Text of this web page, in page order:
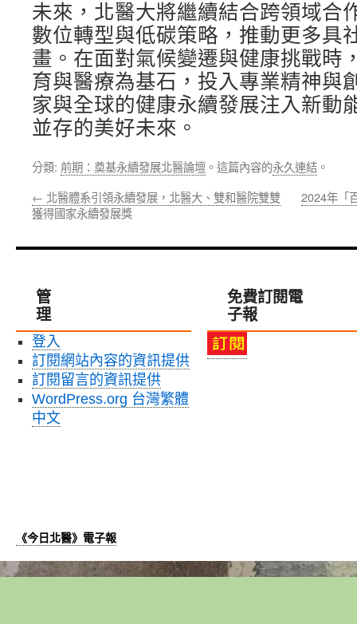
未來，北醫大將繼續結合跨領域合
數位轉型與低碳策略，推動更多具
畫。在面對氣候變遷與健康挑戰時
育與醫療為基石，投入專業精神與
家與全球的健康永續發展注入新動
並存的美好未來。
分類: 前期：奠基永續發展北醫論壇 。這篇內容的永久連結 。
← 北醫體系引領永續發展，北醫大、雙和醫院雙雙
獲得國家永續發展獎
2024年「
管
理
登入
訂閱網站內容的資訊提供
訂閱留言的資訊提供
WordPress.org 台灣繁體
中文
免費訂閱電
子報
《今日北醫》電子報